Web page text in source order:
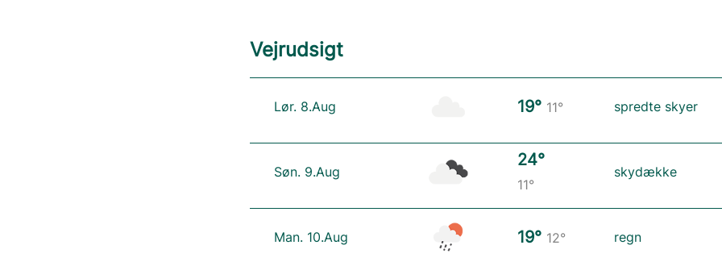
Vejrudsigt
Lør. 8.Aug 19° 11° spredte skyer
Søn. 9.Aug
24°
11°
skydække
Man. 10.Aug 19° 12° regn